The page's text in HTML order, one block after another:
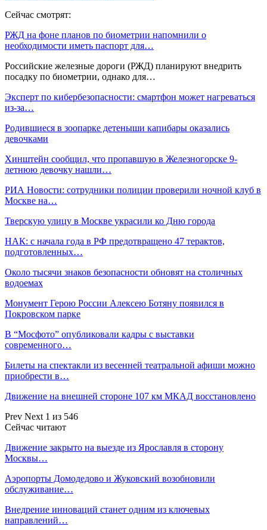
Сейчас смотрят:
РЖД на фоне планов по биометрии напомнили о
необходимости иметь паспорт для…
Российские железные дороги (РЖД) планируют внедрить
посадку по биометрии, однако для…
Эксперт по кибербезопасности: смартфон может нагреваться
из-за…
Родившиеся в зоопарке детеныши капибары оказались
девочками
Хинштейн сообщил, что пропавшую в Железногорске 9-
летнюю девочку нашли…
РИА Новости: сотрудники полиции проверили ночной клуб в
Москве на…
Тверскую улицу в Москве украсили ко Дню города
НАК: с начала года в РФ предотвращено 47 терактов,
подготовленных…
Около тысячи знаков безопасности обновят на столичных
водоемах
Монумент Герою России Алексею Ботяну появился в
Покровском парке
В “Мосфото” опубликовали кадры с выставки
современного…
Билеты на спектакли из весенней театральной афиши можно
приобрести в…
Движение на внешней стороне 107 км МКАД восстановлено
Prev Next 1 из 546
Сейчас читают
Движение закрыто на выезде из Ярославля в сторону
Москвы…
Аэропорты Домодедово и Жуковский возобновили
обслуживание…
Внедрение инноваций станет одним из ключевых
направлений…